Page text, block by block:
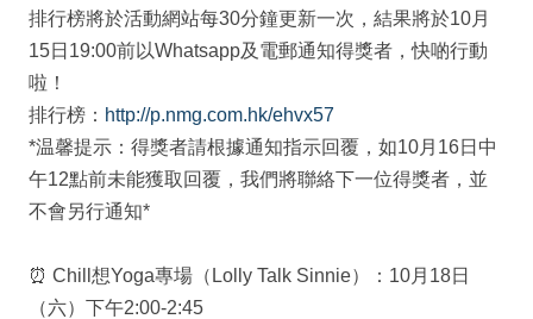
排行榜將於活動網站每30分鐘更新一次，結果將於10月
15日19:00前以Whatsapp及電郵通知得獎者，快啲行動
啦！
排行榜： http://p.nmg.com.hk/ehvx57
*温馨提示：得獎者請根據通知指示回覆，如10月16日中
午12點前未能獲取回覆，我們將聯絡下一位得獎者，並
不會另行通知*
⏰ Chill想Yoga專場（Lolly Talk Sinnie）：10月18日
（六）下午2:00-2:45